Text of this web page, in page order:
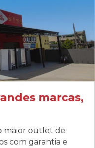
Curitiba –PR
marcas,
maior outlet de
com garantia e